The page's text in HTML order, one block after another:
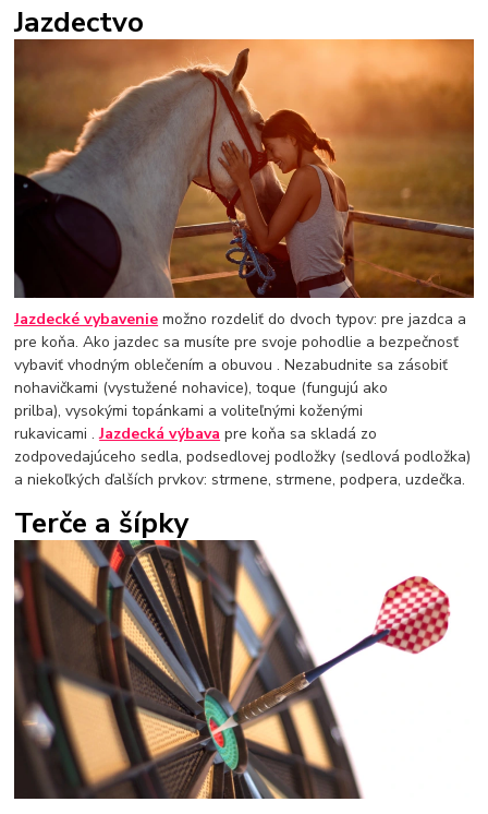
Jazdectvo
Jazdecké vybavenie možno rozdeliť do dvoch typov: pre jazdca a
pre koňa. Ako jazdec sa musíte pre svoje pohodlie a bezpečnosť
vybaviť vhodným oblečením a obuvou . Nezabudnite sa zásobiť
nohavičkami (vystužené nohavice), toque (fungujú ako
prilba), vysokými topánkami a voliteľnými koženými
rukavicami .Jazdecká výbava pre koňa sa skladá zo
zodpovedajúceho sedla, podsedlovej podložky (sedlová podložka)
a niekoľkých ďalších prvkov: strmene, strmene, podpera, uzdečka.
Terče a šípky